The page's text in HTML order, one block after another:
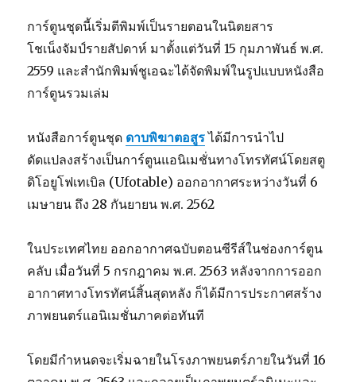
การ์ตูนชุดนี้เริ่มตีพิมพ์เป็นรายตอนในนิตยสาร
โชเน็งจัมป์รายสัปดาห์ มาตั้งแต่วันที่ 15 กุมภาพันธ์ พ.ศ.
2559 และสำนักพิมพ์ชูเอฉะได้จัดพิมพ์ในรูปแบบหนังสือ
การ์ตูนรวมเล่ม
หนังสือการ์ตูนชุด ดาบพิฆาตอสูรได้มีการนำไป
ดัดแปลงสร้างเป็นการ์ตูนแอนิเมชั่นทางโทรทัศน์โดยสตู
ดิโอยูโฟเทเบิล (Ufotable) ออกอากาศระหว่างวันที่ 6
เมษายน ถึง 28 กันยายน พ.ศ. 2562
ในประเทศไทย ออกอากาศฉบับตอนซีรีส์ในช่องการ์ตูน
คลับ เมื่อวันที่ 5 กรกฎาคม พ.ศ. 2563 หลังจากการออก
อากาศทางโทรทัศน์สิ้นสุดหลัง ก็ได้มีการประกาศสร้าง
ภาพยนตร์แอนิเมชั่นภาคต่อทันที
โดยมีกำหนดจะเริ่มฉายในโรงภาพยนตร์ภายในวันที่ 16